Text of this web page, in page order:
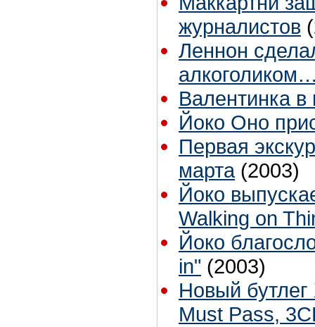
журналистов
Леннон
Валентинка
Йоко Оно
Первая
марта (2003)
Йоко
Walking on
Йоко
in" (2003)
Новый
Must Pass,